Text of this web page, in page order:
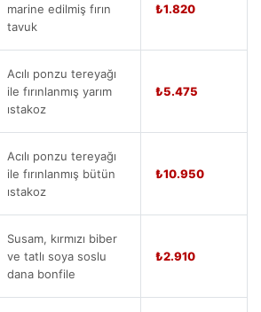
marine edilmiş fırın
tavuk
₺1.820
Acılı ponzu tereyağı
ile fırınlanmış yarım
ıstakoz
₺5.475
Acılı ponzu tereyağı
ile fırınlanmış bütün
ıstakoz
₺10.950
Susam, kırmızı biber
ve tatlı soya soslu
dana bonfile
₺2.910